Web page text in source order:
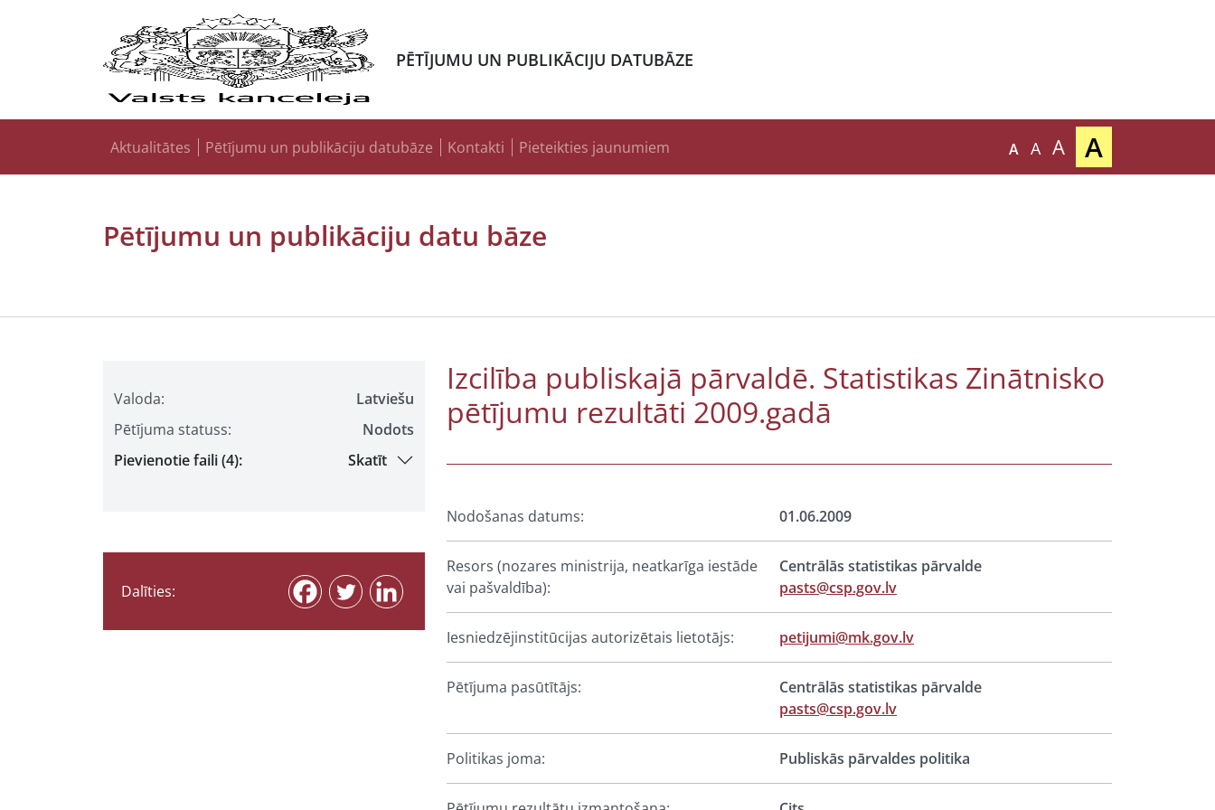
PĒTĪJUMU UN PUBLIKĀCIJU DATUBĀZE
Aktualitātes Pētījumu un publikāciju datubāze Kontakti Pieteikties jaunumiem A A A A
Pētījumu un publikāciju datu bāze
Valoda:
Latviešu
Pētījuma statuss:
Nodots
Pievienotie faili (4):
Skatīt
Dalīties:
Izcilība publiskajā pārvaldē. Statistikas Zinātnisko
pētījumu rezultāti 2009.gadā
Nodošanas datums: 01.06.2009
Resors (nozares ministrija, neatkarīga iestāde
vai pašvaldība):
Centrālās statistikas pārvalde
pasts@csp.gov.lv
Iesniedzējinstitūcijas autorizētais lietotājs: petijumi@mk.gov.lv
Pētījuma pasūtītājs:
Centrālās statistikas pārvalde
pasts@csp.gov.lv
Politikas joma: Publiskās pārvaldes politika